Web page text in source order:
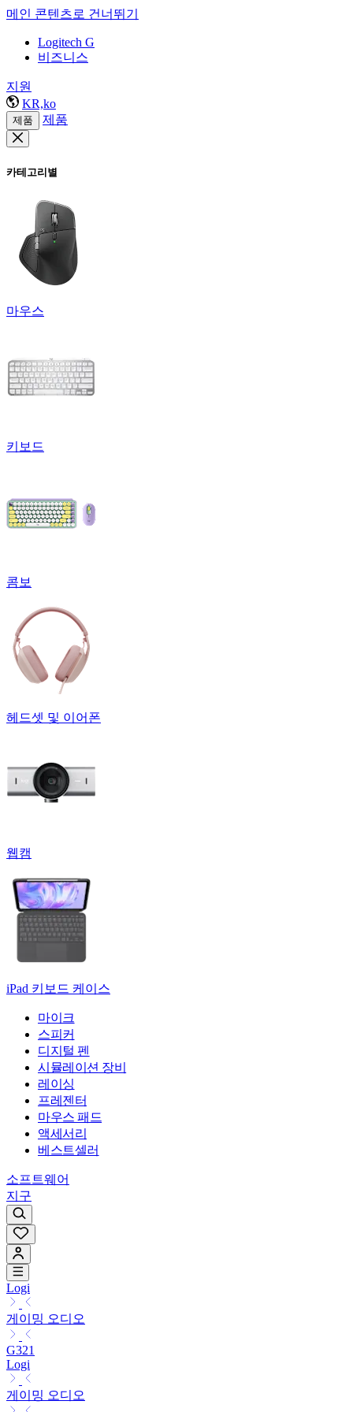
메인 콘텐츠로 건너뛰기
Logitech G
비즈니스
지원
KR,ko
제품 제품
카테고리별
마우스
키보드
콤보
헤드셋 및 이어폰
웹캠
iPad 키보드 케이스
마이크
스피커
디지털 펜
시뮬레이션 장비
레이싱
프레젠터
마우스 패드
액세서리
베스트셀러
소프트웨어
지구
Logi
게이밍 오디오
G321
Logi
게이밍 오디오